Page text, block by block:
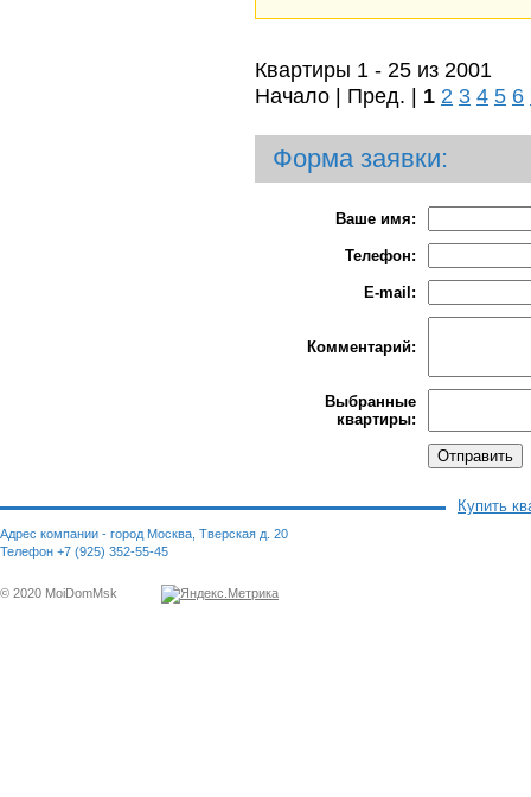
Квартиры 1 - 25 из 2001
Начало | Пред. | 1 2 3 4 5 6
Форма заявки:
Ваше имя:
Телефон:
E-mail:
Комментарий:
Выбранные
квартиры:
Купить
Адрес компании - город Москва, Тверская д. 20
Телефон +7 (925) 352-55-45
© 2020 MoiDomMsk